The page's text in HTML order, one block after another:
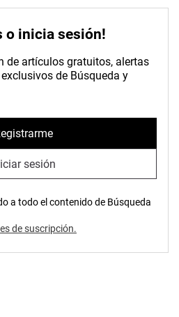
o inicia sesión!
de artículos gratuitos, alertas
de Búsqueda y
sesión
a todo el contenido de Búsqueda
de suscripción.